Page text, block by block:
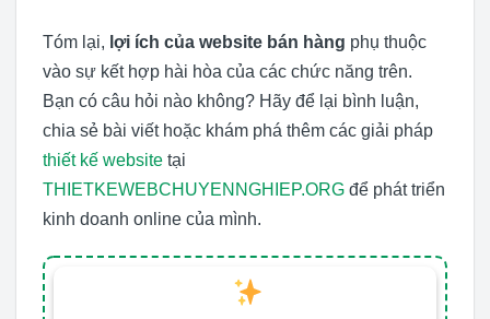
Tóm lại, lợi ích của website bán hàng phụ thuộc
vào sự kết hợp hài hòa của các chức năng trên.
Bạn có câu hỏi nào không? Hãy để lại bình luận,
chia sẻ bài viết hoặc khám phá thêm các giải pháp
thiết kế website tại
THIETKEWEBCHUYENNGHIEP.ORG để phát triển
kinh doanh online của mình.